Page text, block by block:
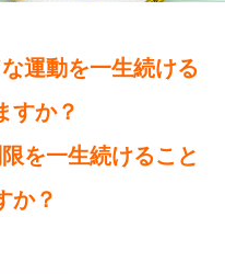
運動を一生続ける
すか？
を一生続けること
か？